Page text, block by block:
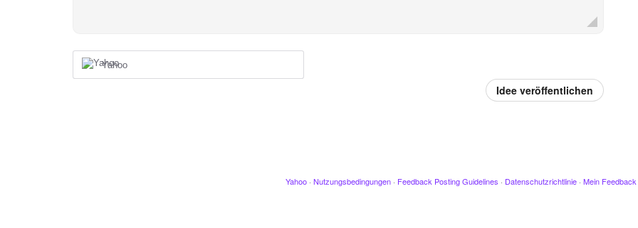
Yahoo
Idee veröffentlichen
Yahoo · Nutzungsbedingungen · Feedback Posting Guidelines · Datenschutzrichtlinie · Mein